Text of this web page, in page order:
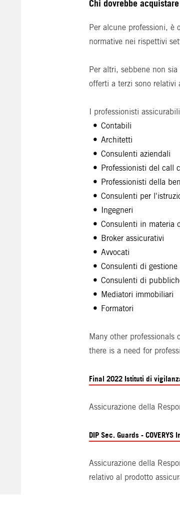
Chi dovrebbe
Per alcune professioni, è
normative nei rispettivi
Per altri, sebbene non
offerti a terzi sono relativi
I professionisti
Contabili
Architetti
Consulenti aziendali
Professionisti del call
Professionisti della
Consulenti per
Ingegneri
Consulenti in materia
Broker assicurativi
Avvocati
Consulenti di gestione
Consulenti di
Mediatori immobiliari
Formatori
Many other
there is a need for
Final 2022 Istituti di
Assicurazione della
DIP Sec. Guards - COVERYS
Assicurazione della
relativo al prodotto